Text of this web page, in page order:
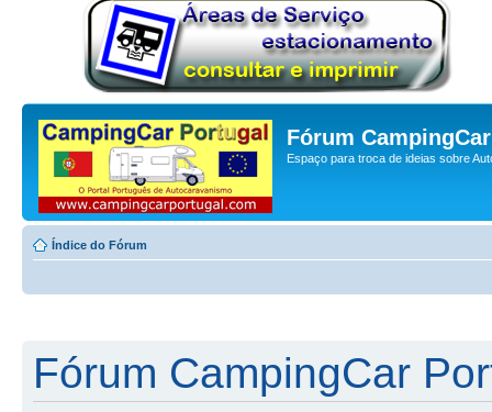
Fórum
Espaço para troca de ideias sobre
Índice do Fórum
Fórum CampingCar